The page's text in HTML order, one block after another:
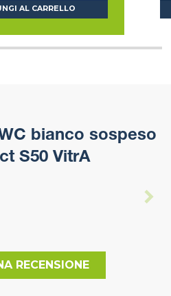
AL CARRELLO
bianco sospeso
S50 VitrA
RECENSIONE